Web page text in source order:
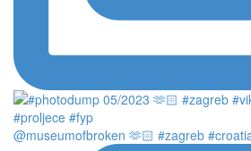
@museumofbroken 🫶🏻 #zagreb